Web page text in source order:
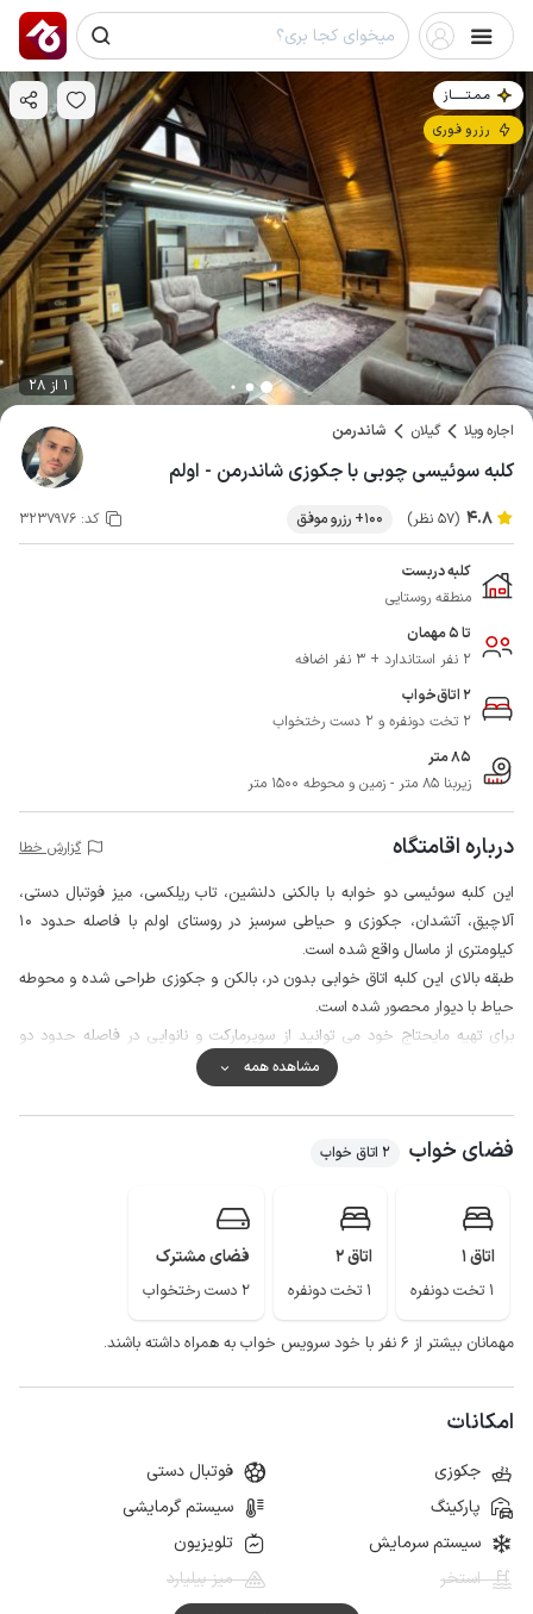
مـمـتــــــاز
رزرو فوری
1 از 28
اجاره ویلا گیلان شاندرمن
کلبه سوئیسی چوبی با جکوزی شاندرمن - اولم
4.8 (57 نظر) 100+ رزرو موفق کد: 3237976
کلبه دربست
منطقه روستایی
تا 5 مهمان
2 نفر استاندارد + 3 نفر اضافه
2 اتاق‌خواب
2 تخت دونفره و 2 دست رختخواب
85 متر
زیربنا 85 متر - زمین و محوطه 1500 متر
درباره اقامتگاه گزارش خطا
این کلبه سوئیسی دو خوابه با بالکنی دلنشین، تاب ریلکسی، میز فوتبال دستی،
آلاچیق، آتشدان، جکوزی و حیاطی سرسبز در روستای اولم با فاصله حدود 10
کیلومتری از ماسال واقع شده است.
طبقه بالای این کلبه اتاق خوابی بدون در، بالکن و جکوزی طراحی شده و محوطه
حیاط با دیوار محصور شده است.
برای تهیه مایحتاج خود می توانید از سوپرمارکت و نانوایی در فاصله حدود دو
کیلومتری اقامتگاه استفاده نمایید.
کیفیت شبکه تلفن همراه برای دو اپراتور ایرانسل و همراه اول در مکالمه خوب و
دسترسی به اینترنت به صورت 4g است.
گفتنی است حدود 50 متر مسیر منتهی به اقامتگاه به صورت جاده خاکی می
بام سبز ماسال، ییلاقات زیبای اولسبلانگاه و سوچاله با چشم انداز اقیانوس ابر و
چشمه های خروشان تنها بخشی از جاذبه های دیدنی ماسال زیبا است.
مشاهده همه
فضای خواب 2 اتاق خواب
اتاق 1
1 تخت دونفره
اتاق 2
1 تخت دونفره
فضای مشترک
2 دست رختخواب
مهمانان بیشتر از ۶ نفر با خود سرویس خواب به همراه داشته باشند.
امکانات
جکوزی
فوتبال دستی
پارکینگ
سیستم گرمایشی
سیستم سرمایش
تلویزیون
استخر
میز بیلیارد